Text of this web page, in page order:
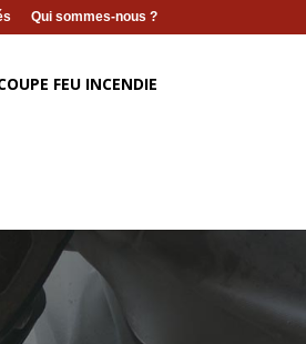
Qui sommes-nous ?
FEU INCENDIE